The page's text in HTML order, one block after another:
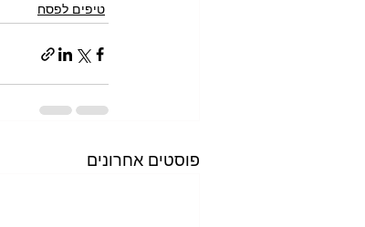
טיפים לפסח
פוסטים אחרונים